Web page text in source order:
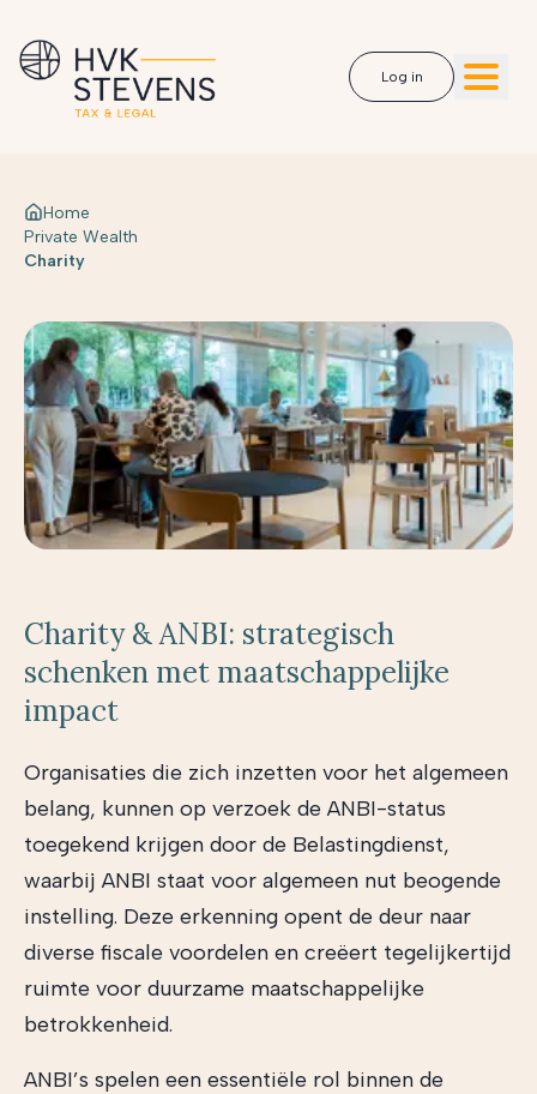
Log in
Home
Private Wealth
Charity
Charity & ANBI: strategisch
schenken met maatschappelijke
impact
Organisaties die zich inzetten voor het algemeen
belang, kunnen op verzoek de ANBI-status
toegekend krijgen door de Belastingdienst,
waarbij ANBI staat voor algemeen nut beogende
instelling. Deze erkenning opent de deur naar
diverse fiscale voordelen en creëert tegelijkertijd
ruimte voor duurzame maatschappelijke
betrokkenheid.
ANBI’s spelen een essentiële rol binnen de